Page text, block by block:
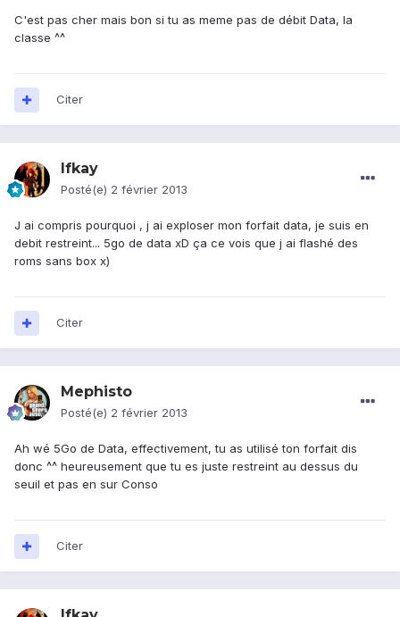
C'est pas cher mais bon si tu as meme pas de débit Data, la
classe ^^
Citer
Ifkay
Posté(e) 2 février 2013
J ai compris pourquoi , j ai exploser mon forfait data, je suis en
debit restreint... 5go de data xD ça ce vois que j ai flashé des
roms sans box x)
Citer
Mephisto
Posté(e) 2 février 2013
Ah wé 5Go de Data, effectivement, tu as utilisé ton forfait dis
donc ^^ heureusement que tu es juste restreint au dessus du
seuil et pas en sur Conso
Citer